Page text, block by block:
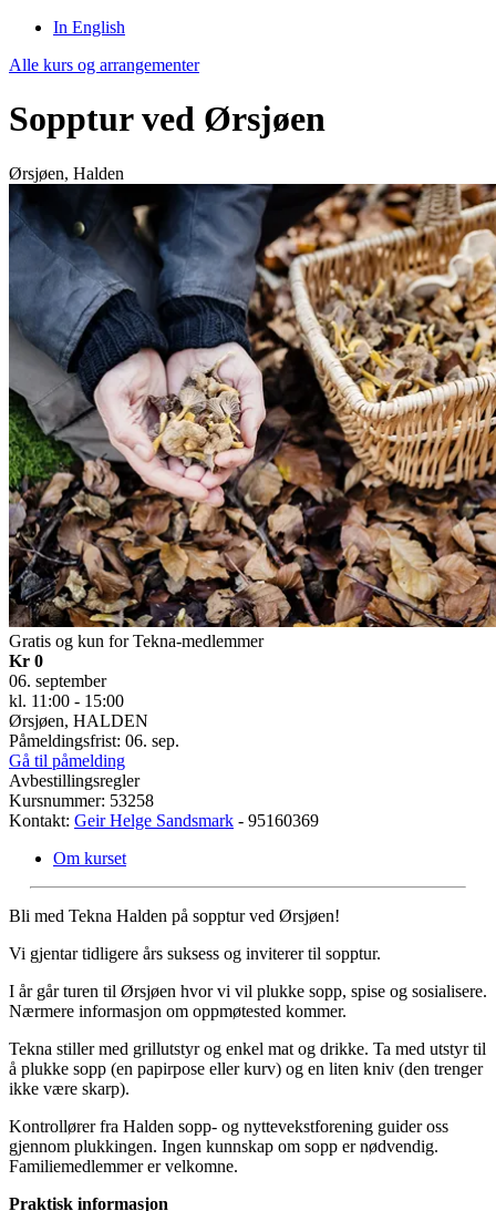
In English
Alle kurs og arrangementer
Sopptur ved Ørsjøen
Ørsjøen, Halden
Gratis og kun for Tekna-medlemmer
Kr 0
06. september
kl. 11:00 - 15:00
Ørsjøen, HALDEN
Påmeldingsfrist: 06. sep.
Gå til påmelding
Avbestillingsregler
Kursnummer: 53258
Kontakt: Geir Helge Sandsmark - 95160369
Om kurset
Bli med Tekna Halden på sopptur ved Ørsjøen!
Vi gjentar tidligere års suksess og inviterer til sopptur.
I år går turen til Ørsjøen hvor vi vil plukke sopp, spise og sosialisere.
Nærmere informasjon om oppmøtested kommer.
Tekna stiller med grillutstyr og enkel mat og drikke. Ta med utstyr til
å plukke sopp (en papirpose eller kurv) og en liten kniv (den trenger
ikke være skarp).
Kontrollører fra Halden sopp- og nyttevekstforening guider oss
gjennom plukkingen. Ingen kunnskap om sopp er nødvendig.
Familiemedlemmer er velkomne.
Praktisk informasjon